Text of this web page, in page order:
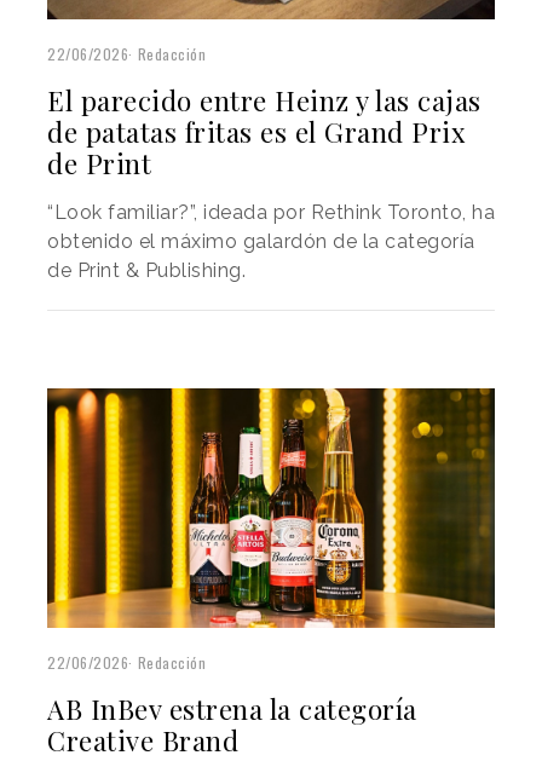
22/06/2026 Redacción
El parecido entre Heinz y las cajas
de patatas fritas es el Grand Prix
de Print
“Look familiar?”, ideada por Rethink Toronto, ha
obtenido el máximo galardón de la categoría
de Print & Publishing.
22/06/2026 Redacción
AB InBev estrena la categoría
Creative Brand